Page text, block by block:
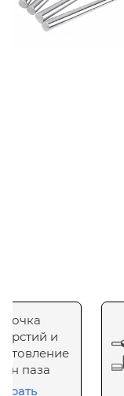
и
паза